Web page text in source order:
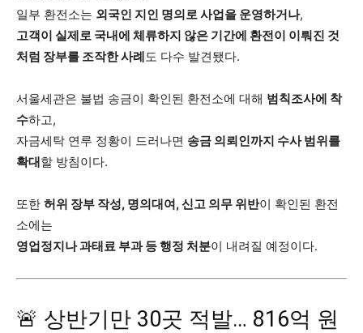
일부 환전소는 외국인 지인 명의로 사업을 운영하거나,
고객이 실제로 국내에 체류하지 않은 기간에 환전이 이뤄진 것
처럼 장부를 조작한 사례도 다수 발견됐다.
서울세관은 불법 송금이 확인된 환전소에 대해 범칙조사에 착
수하고,
자금세탁 연루 정황이 드러나면 송금 의뢰인까지 수사 범위를
확대할 방침이다.
또한 허위 장부 작성, 명의대여, 신고 의무 위반이 확인된 환전
소에는
영업정지나 과태료 부과 등 행정 처분이 내려질 예정이다.
🚨 상반기만 30곳 적발… 816억 원